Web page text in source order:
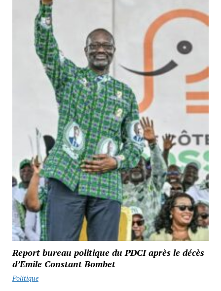
Report bureau politique du PDCI après le décès
d’Emile Constant Bombet
Politique